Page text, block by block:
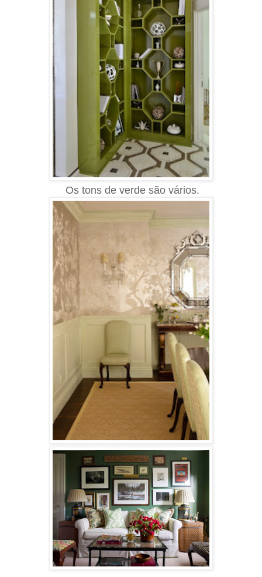
Os tons de verde são vários.